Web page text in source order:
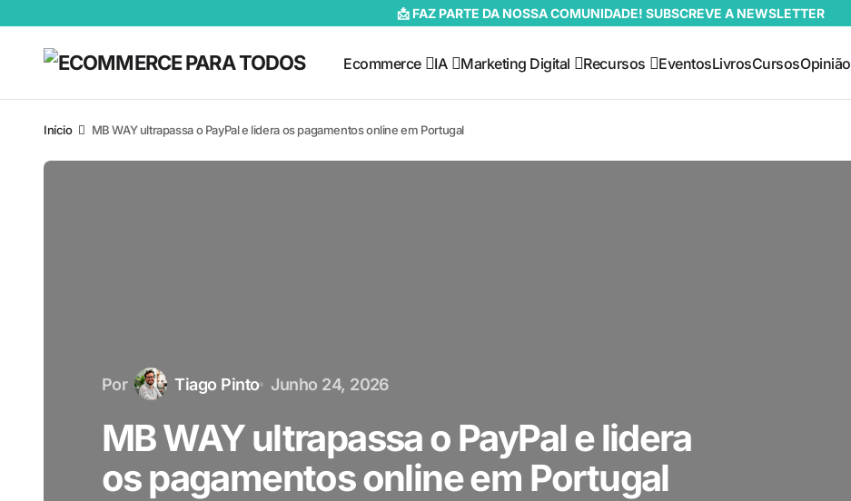
📩 FAZ PARTE DA NOSSA COMUNIDADE! SUBSCREVE A NEWSLETTER
Ecommerce IA Marketing Digital Recursos EventosLivrosCursosOpinião
Início MB WAY ultrapassa o PayPal e lidera os pagamentos online em Portugal
Por Tiago Pinto Junho 24, 2026
MB WAY ultrapassa o PayPal e lidera
os pagamentos online em Portugal